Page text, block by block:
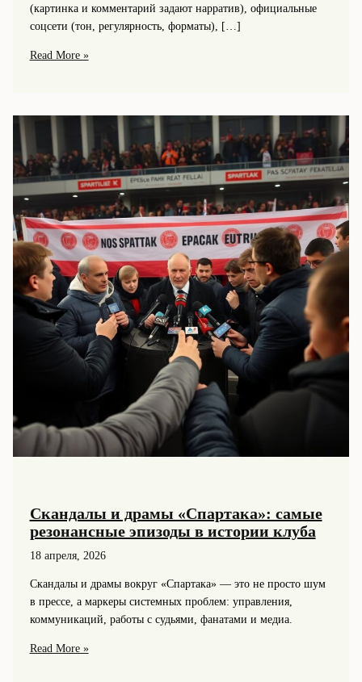
(картинка и комментарий задают нарратив), официальные
соцсети (тон, регулярность, форматы), […]
Как
медиа:
образ
клуба
в
ТВ,
соцсетях
и
блогах
Read More »
Скандалы и драмы «Спартака»: самые
резонансные эпизоды в истории клуба
18 апреля, 2026
Скандалы и драмы вокруг «Спартака» — это не просто шум
в прессе, а маркеры системных проблем: управления,
коммуникаций, работы с судьями, фанатами и медиа.
Скандалы
Read More »